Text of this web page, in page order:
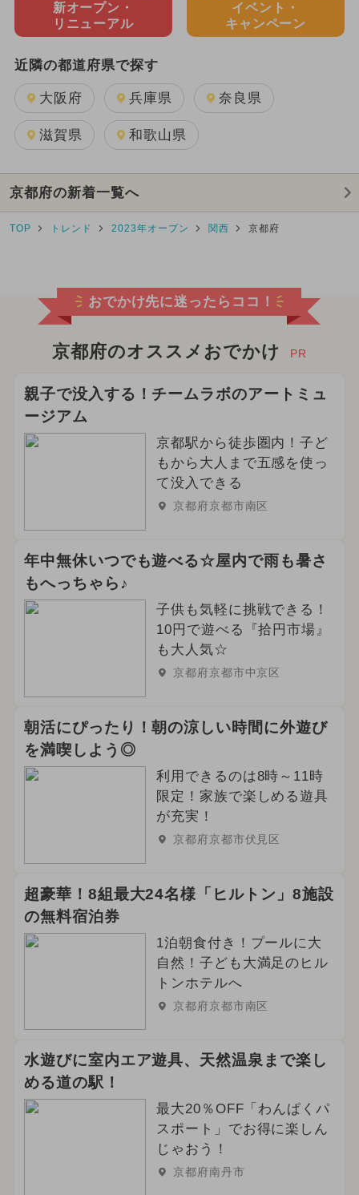
新オープン・
リニューアル
イベント・
キャンペーン
近隣の都道府県で探す
大阪府 兵庫県 奈良県
滋賀県 和歌山県
京都府の新着一覧へ
TOP トレンド 2023年オープン 関西 京都府
おでかけ先に迷ったらココ！
京都府のオススメおでかけ PR
親子で没入する！チームラボのアートミュ
ージアム
京都駅から徒歩圏内！子ど
もから大人まで五感を使っ
て没入できる
京都府京都市南区
年中無休いつでも遊べる☆屋内で雨も暑さ
もへっちゃら♪
子供も気軽に挑戦できる！
10円で遊べる『拾円市場』
も大人気☆
京都府京都市中京区
朝活にぴったり！朝の涼しい時間に外遊び
を満喫しよう◎
利用できるのは8時～11時
限定！家族で楽しめる遊具
が充実！
京都府京都市伏見区
超豪華！8組最大24名様「ヒルトン」8施設
の無料宿泊券
1泊朝食付き！プールに大
自然！子ども大満足のヒル
トンホテルへ
京都府京都市南区
水遊びに室内エア遊具、天然温泉まで楽し
める道の駅！
最大20％OFF「わんぱくパ
スポート」でお得に楽しん
じゃおう！
京都府南丹市